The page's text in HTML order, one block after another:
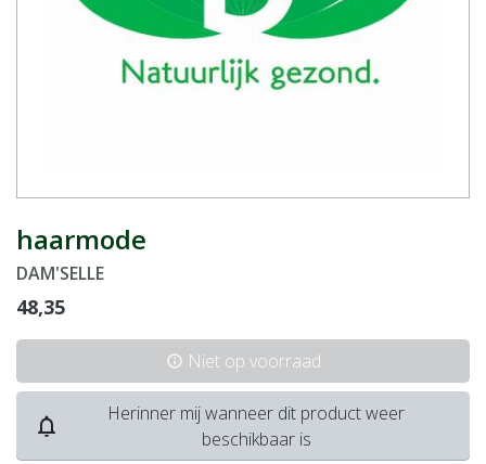
haarmode
DAM'SELLE
48,35
info Niet op voorraad
notifications_none
Herinner mij wanneer dit product weer
beschikbaar is